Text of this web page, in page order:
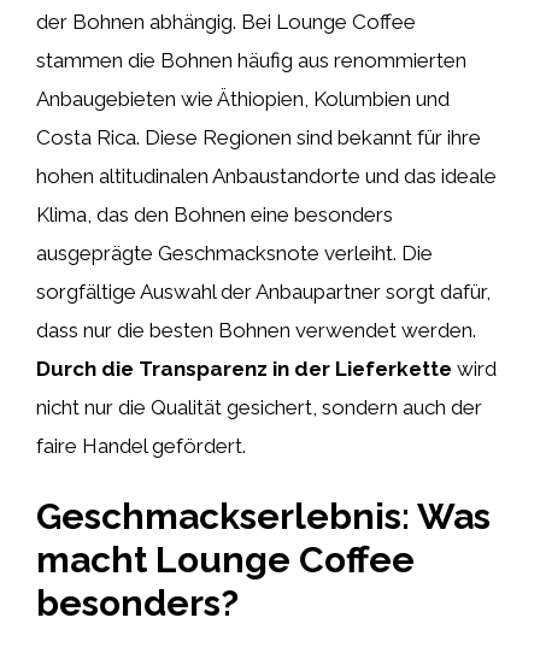
der Bohnen abhängig. Bei Lounge Coffee
stammen die Bohnen häufig aus renommierten
Anbaugebieten wie Äthiopien, Kolumbien und
Costa Rica. Diese Regionen sind bekannt für ihre
hohen altitudinalen Anbaustandorte und das ideale
Klima, das den Bohnen eine besonders
ausgeprägte Geschmacksnote verleiht. Die
sorgfältige Auswahl der Anbaupartner sorgt dafür,
dass nur die besten Bohnen verwendet werden.
Durch die Transparenz in der Lieferkette wird
nicht nur die Qualität gesichert, sondern auch der
faire Handel gefördert.
Geschmackserlebnis: Was
macht Lounge Coffee
besonders?